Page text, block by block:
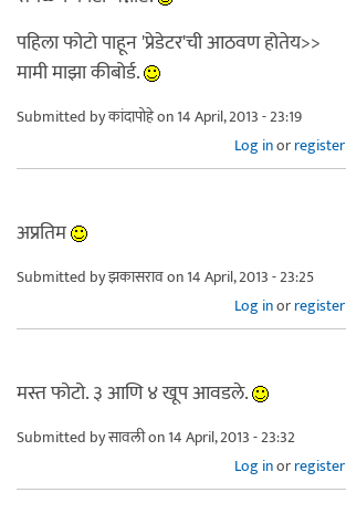
पहिला फोटो पाहून 'प्रेडेटर'ची आठवण होतेय>>
मामी माझा कीबोर्ड.
Submitted byकांदापोहेon 14 April, 2013 - 23:19
Log inorregister
अप्रतिम
Submitted byझकासरावon 14 April, 2013 - 23:25
Log inorregister
मस्त फोटो. ३ आणि ४ खूप आवडले.
Submitted byसावलीon 14 April, 2013 - 23:32
Log inorregister